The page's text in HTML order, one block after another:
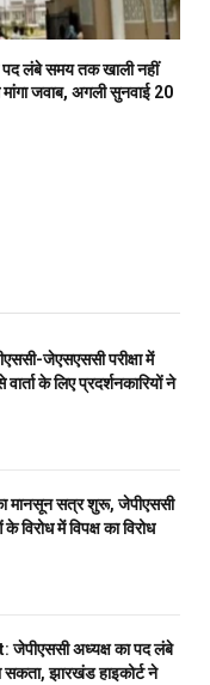
लंबे समय तक खाली नहीं
जवाब, अगली सुनवाई 20
जेएसएससी परीक्षा में
के लिए प्रदर्शनकारियों ने
मानसून सत्र शुरू, जेपीएससी
विरोध में विपक्ष का विरोध
अध्यक्ष का पद लंबे
झारखंड हाइकोर्ट ने